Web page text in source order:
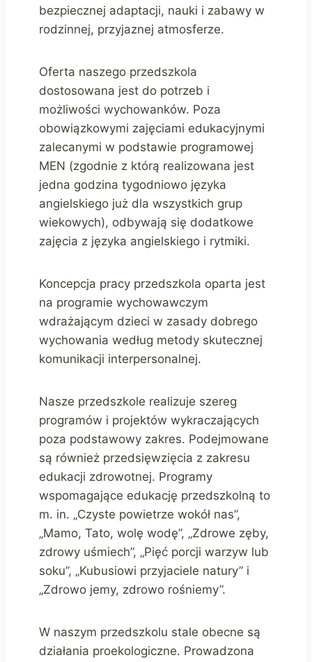
bezpiecznej adaptacji, nauki i zabawy w
rodzinnej, przyjaznej atmosferze.
Oferta naszego przedszkola
dostosowana jest do potrzeb i
możliwości wychowanków. Poza
obowiązkowymi zajęciami edukacyjnymi
zalecanymi w podstawie programowej
MEN (zgodnie z którą realizowana jest
jedna godzina tygodniowo języka
angielskiego już dla wszystkich grup
wiekowych), odbywają się dodatkowe
zajęcia z języka angielskiego i rytmiki.
Koncepcja pracy przedszkola oparta jest
na programie wychowawczym
wdrażającym dzieci w zasady dobrego
wychowania według metody skutecznej
komunikacji interpersonalnej.
Nasze przedszkole realizuje szereg
programów i projektów wykraczających
poza podstawowy zakres. Podejmowane
są również przedsięwzięcia z zakresu
edukacji zdrowotnej. Programy
wspomagające edukację przedszkolną to
m. in. „Czyste powietrze wokół nas”,
„Mamo, Tato, wolę wodę”, „Zdrowe zęby,
zdrowy uśmiech”, „Pięć porcji warzyw lub
soku”, „Kubusiowi przyjaciele natury” i
„Zdrowo jemy, zdrowo rośniemy”.
W naszym przedszkolu stale obecne są
działania proekologiczne. Prowadzona